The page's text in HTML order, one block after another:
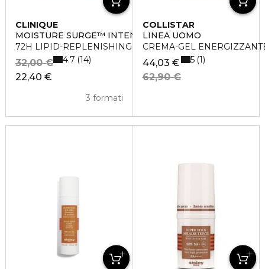
CLINIQUE
MOISTURE SURGE™ INTENSE
72H LIPID-REPLENISHING HYDRATOR
22,40 €
32,00 €
3 formati
4.7 14
COLLISTAR
LINEA UOMO
CREMA-GEL
44,03 €
62,90 €
5 1